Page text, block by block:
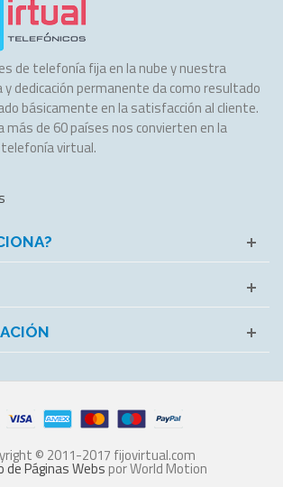
de telefonía fija en la nube y nuestra
y dedicación permanente da como resultado
básicamente en la satisfacción al cliente.
más de 60 países nos convierten en la
virtual.
© 2011-2017 fijovirtual.com
de Páginas Webs por World Motion